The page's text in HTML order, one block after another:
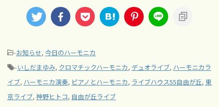
-お知らせ, 今日のハーモニカ
-いしだまゆみ, クロマチックハーモニカ, デュオライブ, ハーモニカラ
イブ, ハーモニカ演奏, ピアノとハーモニカ, ライブハウス55自由が丘, 東
京ライブ, 神野ヒトコ, 自由が丘ライブ